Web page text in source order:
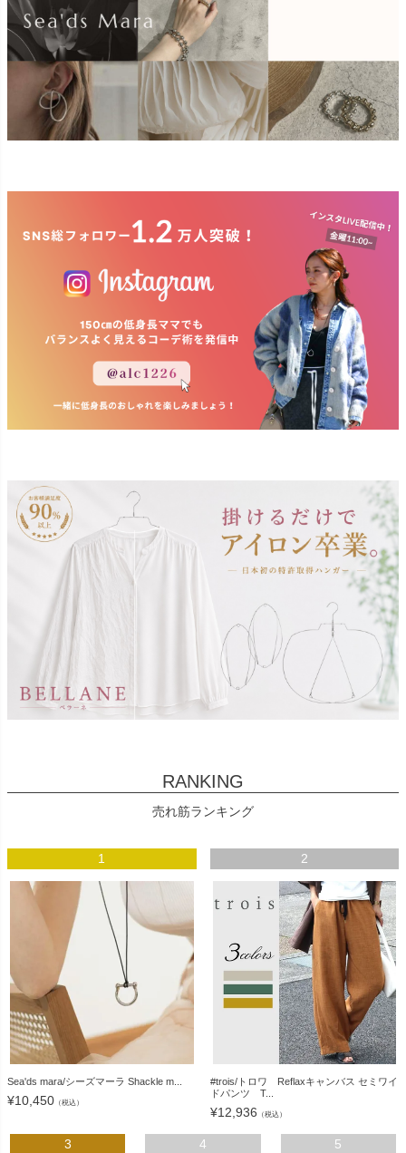
RANKING
売れ筋ランキング
1
Sea'ds mara/シーズマーラ Shackle m...
¥10,450 （税込）
2
#trois/トロワ Reflaxキャンバス セミワイ
ドパンツ T...
¥12,936 （税込）
3 4 5